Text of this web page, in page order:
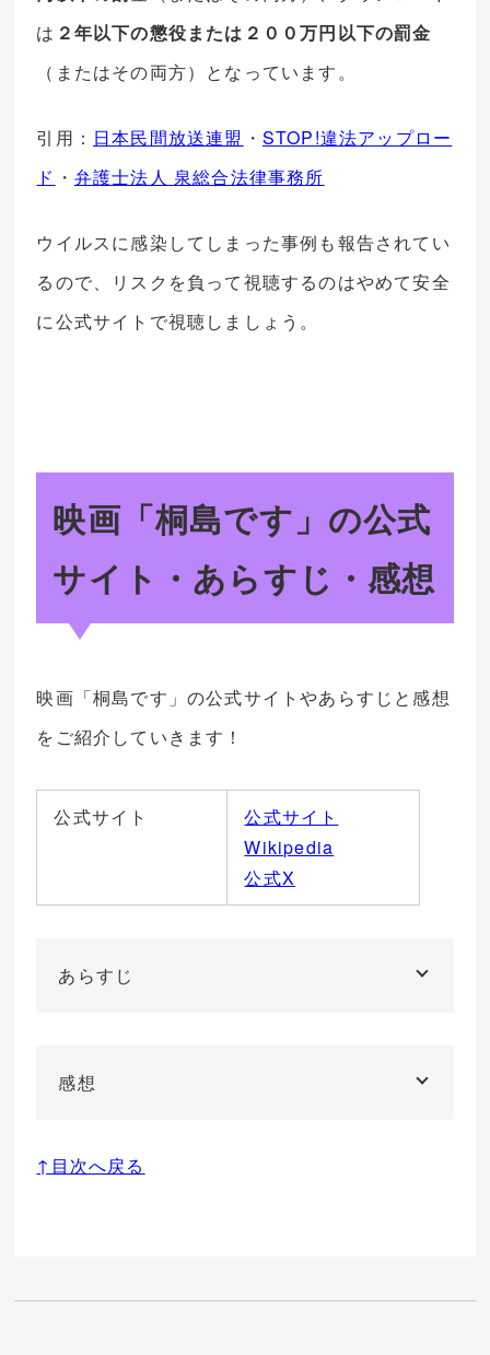
は ２年以下の懲役または２００万円以下の罰金
（またはその両方）となっています。
引用： 日本民間放送連盟 ・ STOP!違法アップロー
ド ・ 弁護士法人 泉総合法律事務所
ウイルスに感染してしまった事例も報告されてい
るので、リスクを負って視聴するのはやめて安全
に公式サイトで視聴しましょう。
映画「桐島です」の公式
サイト・あらすじ・感想
映画「桐島です」の公式サイトやあらすじと感想
をご紹介していきます！
公式サイト
公式サイト
Wikipedia
公式X
あらすじ
感想
↑目次へ戻る